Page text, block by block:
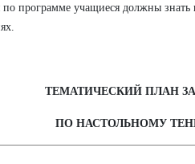
программе учащиеся должны знать
ТЕМАТИЧЕСКИЙ ПЛАН
ПО НАСТОЛЬНОМУ